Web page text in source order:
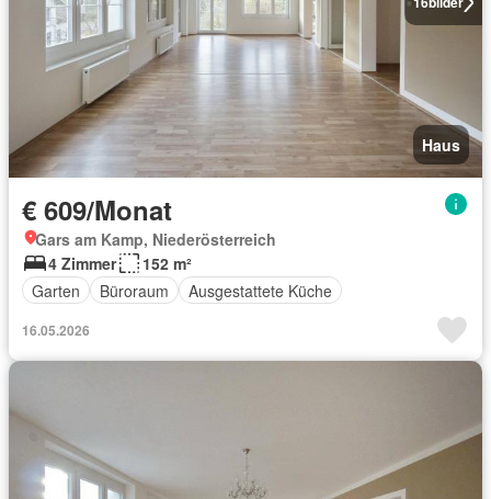
Haus
€ 609/Monat
Gars am Kamp, Niederösterreich
4 Zimmer
152 m²
Garten
Büroraum Ausgestattete Küche
16.05.2026